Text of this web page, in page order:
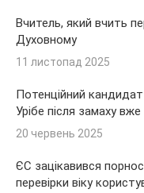
Вчитель, який вчить
Духовному
11 листопад 2025
Потенційний
Урібе після замаху
20 червень 2025
ЄС зацікавився
перевірки віку